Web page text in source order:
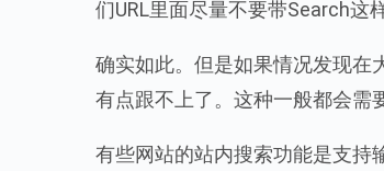
们URL里面尽量不要带Search这
确实如此。但是如果情况发现在
有点跟不上了。这种一般都会需
有些网站的站内搜索功能是支持